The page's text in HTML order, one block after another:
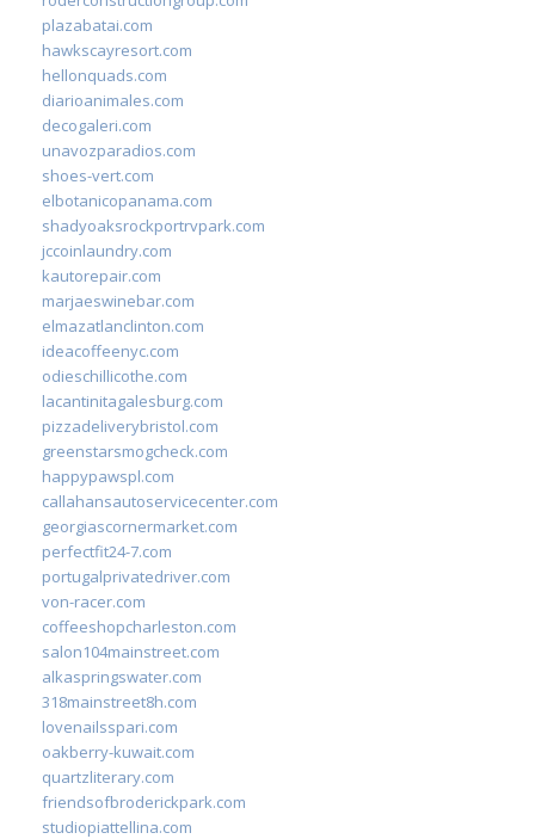
plazabatai.com
hawkscayresort.com
hellonquads.com
diarioanimales.com
decogaleri.com
unavozparadios.com
shoes-vert.com
elbotanicopanama.com
shadyoaksrockportrvpark.com
jccoinlaundry.com
kautorepair.com
marjaeswinebar.com
elmazatlanclinton.com
ideacoffeenyc.com
odieschillicothe.com
lacantinitagalesburg.com
pizzadeliverybristol.com
greenstarsmogcheck.com
happypawspl.com
callahansautoservicecenter.com
georgiascornermarket.com
perfectfit24-7.com
portugalprivatedriver.com
von-racer.com
coffeeshopcharleston.com
salon104mainstreet.com
alkaspringswater.com
318mainstreet8h.com
lovenailsspari.com
oakberry-kuwait.com
quartzliterary.com
friendsofbroderickpark.com
studiopiattellina.com